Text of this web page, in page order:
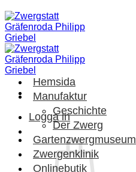
Skip
to
content
Logga in
Hemsida
Manufaktur
Geschichte
Der Zwerg
Gartenzwergmuseum
Zwergenklinik
Onlinebutik